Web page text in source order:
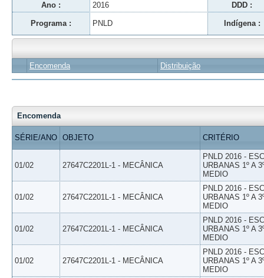
Ano : 2016 DDD :
Programa : PNLD Indígena :
Encomenda Distribuição
Encomenda
SÉRIE/ANO OBJETO CRITÉRIO
01/02 27647C2201L-1 - MECÂNICA
PNLD 2016 -
URBANAS 1º A
MEDIO
01/02 27647C2201L-1 - MECÂNICA
PNLD 2016 -
URBANAS 1º A
MEDIO
01/02 27647C2201L-1 - MECÂNICA
PNLD 2016 -
URBANAS 1º A
MEDIO
01/02 27647C2201L-1 - MECÂNICA
PNLD 2016 -
URBANAS 1º A
MEDIO